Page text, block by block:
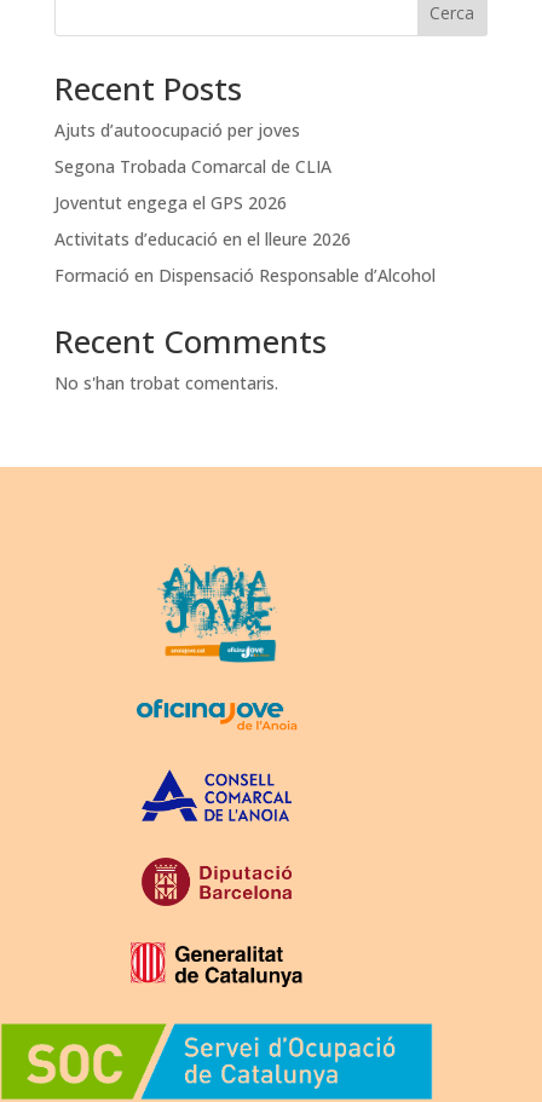
Cerca
Recent Posts
Ajuts d’autoocupació per joves
Segona Trobada Comarcal de CLIA
Joventut engega el GPS 2026
Activitats d’educació en el lleure 2026
Formació en Dispensació Responsable d’Alcohol
Recent Comments
No s'han trobat comentaris.